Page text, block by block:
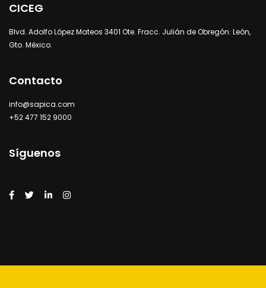
CICEG
Blvd. Adolfo López Mateos 3401 Ote. Fracc. Julián de Obregón. León,
Gto. México.
Contacto
info@sapica.com
+52 477 152 9000
Síguenos